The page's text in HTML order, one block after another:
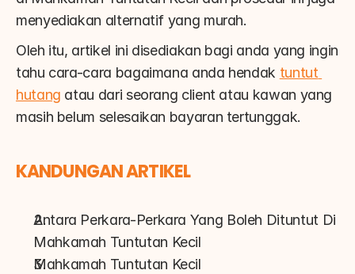
menyediakan alternatif yang murah.
Oleh itu, artikel ini disediakan bagi anda yang ingin
tahu cara-cara bagaimana anda hendak tuntut
hutang atau dari seorang client atau kawan yang
masih belum selesaikan bayaran tertunggak.
KANDUNGAN ARTIKEL
Antara Perkara-Perkara Yang Boleh Dituntut Di
Mahkamah Tuntutan Kecil
Mahkamah Tuntutan Kecil